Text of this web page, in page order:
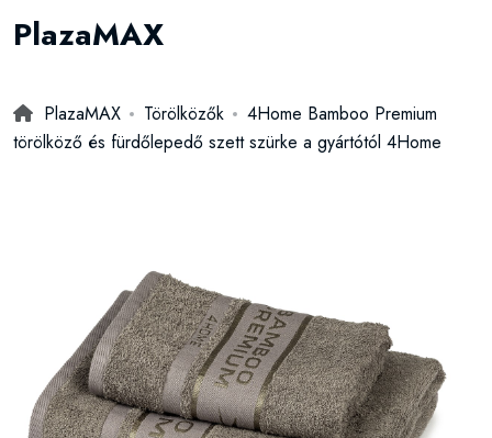
PlazaMAX
PlazaMAX Törölközők
4Home Bamboo Premium
törölköző és fürdőlepedő szett szürke a gyártótól 4Home